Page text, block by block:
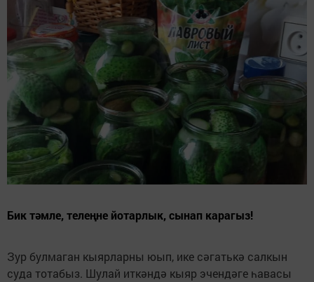
Бик тәмле, телеңне йотарлык, сынап карагыз!
Зур булмаган кыярларны юып, ике сәгатькә салкын
суда тотабыз. Шулай иткәндә кыяр эчендәге һавасы